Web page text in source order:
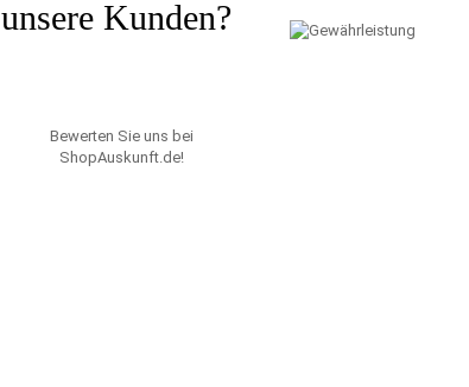
unsere Kunden?
Bewerten Sie uns bei
ShopAuskunft.de!